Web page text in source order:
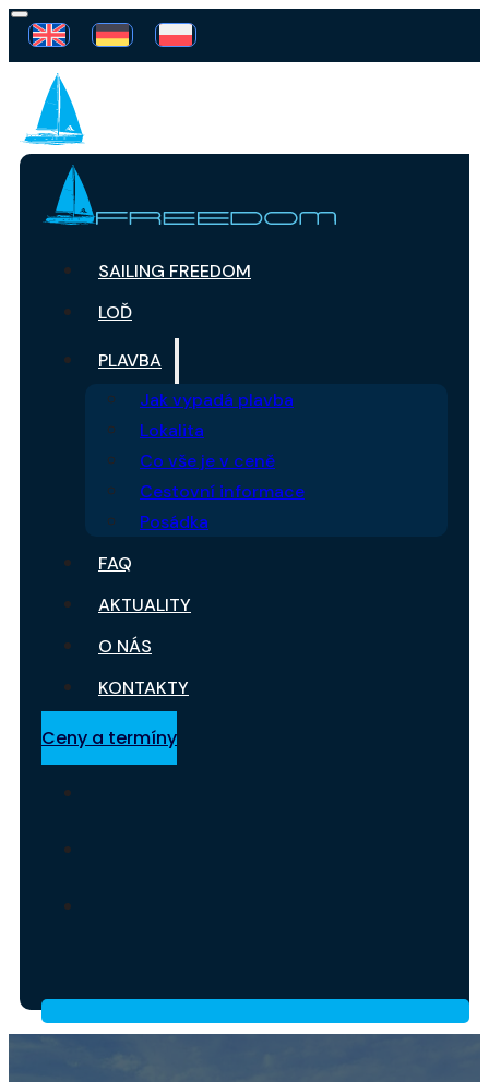
SAILING FREEDOM
LOĎ
PLAVBA
Jak vypadá plavba
Lokalita
Co vše je v ceně
Cestovní informace
Posádka
FAQ
AKTUALITY
O NÁS
KONTAKTY
Ceny a termíny